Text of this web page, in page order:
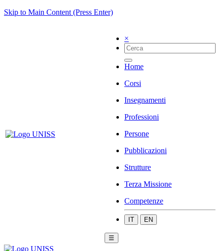
Skip to Main Content (Press Enter)
×
Home
Corsi
Insegnamenti
Professioni
Persone
Pubblicazioni
Strutture
Terza Missione
Competenze
IT EN
☰